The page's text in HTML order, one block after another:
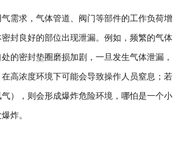
需求，气体管道、阀门等部件的工作负荷增
封良好的部位出现泄漏。例如，频繁的气体
的密封垫圈磨损加剧，一旦发生气体泄漏，
高浓度环境下可能会导致操作人员窒息；若
），则会形成爆炸危险环境，哪怕是一个小
炸。